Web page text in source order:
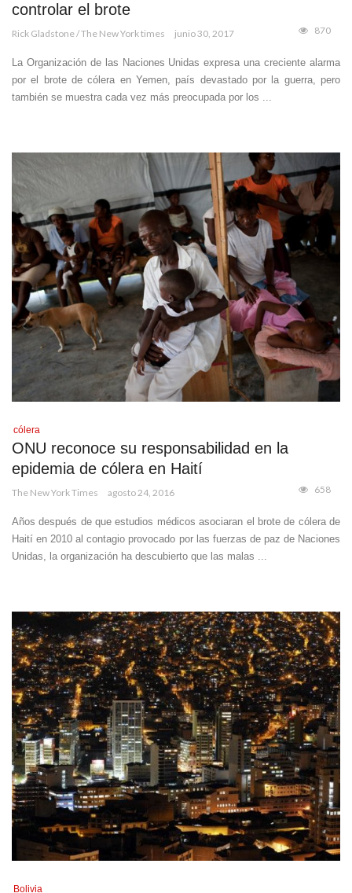
controlar el brote
Rick Gladstone / The New York times junio 30, 2017 870
La Organización de las Naciones Unidas expresa una creciente alarma
por el brote de cólera en Yemen, país devastado por la guerra, pero
también se muestra cada vez más preocupada por los ...
cólera
ONU reconoce su responsabilidad en la
epidemia de cólera en Haití
The New York Times agosto 24, 2016 658
Años después de que estudios médicos asociaran el brote de cólera de
Haití en 2010 al contagio provocado por las fuerzas de paz de Naciones
Unidas, la organización ha descubierto que las malas ...
Bolivia